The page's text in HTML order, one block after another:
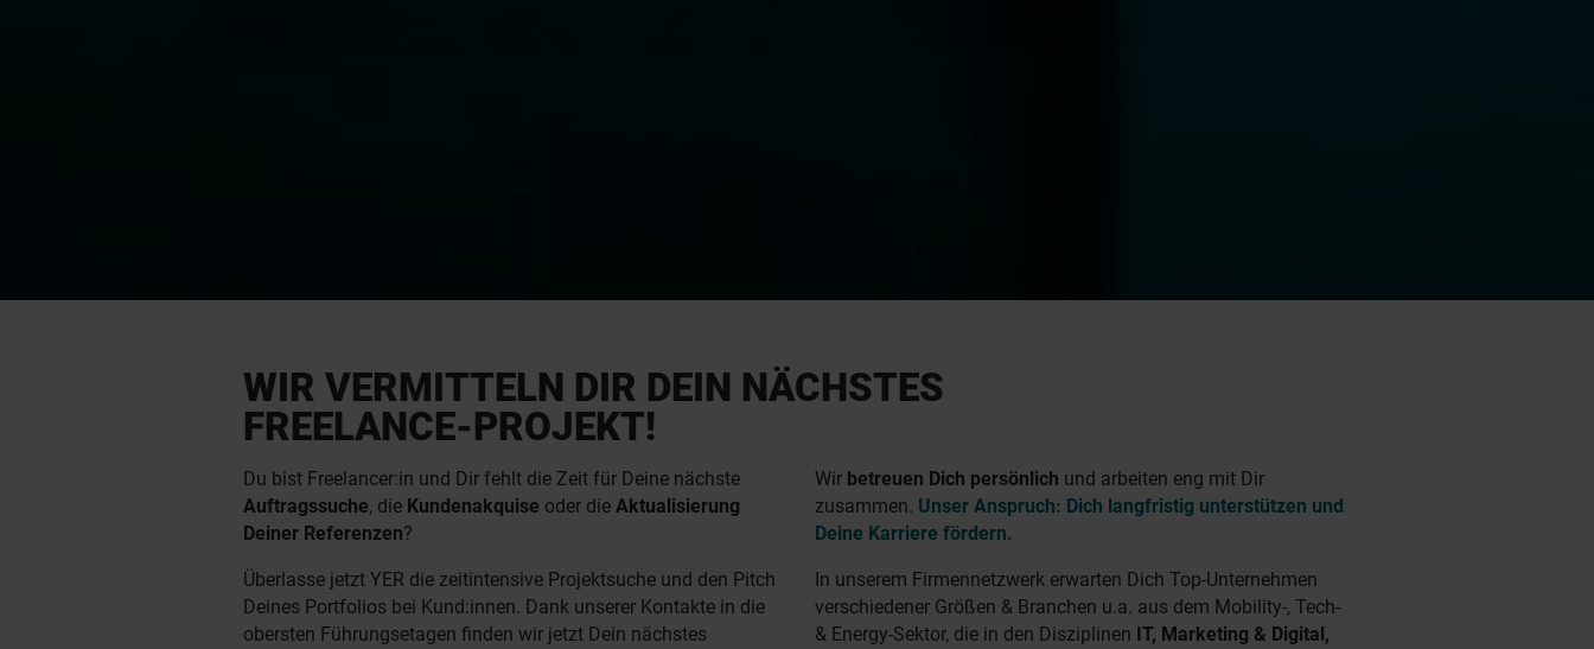
WIR VERMITTELN DIR DEIN NÄCHSTES
FREELANCE-PROJEKT!
Du bist Freelancer:in und Dir fehlt die Zeit für Deine nächste
Auftragssuche, die Kundenakquise oder die Aktualisierung
Deiner Referenzen?
Überlasse jetzt YER die zeitintensive Projektsuche und den Pitch
Deines Portfolios bei Kund:innen. Dank unserer Kontakte in die
obersten Führungsetagen finden wir jetzt Dein nächstes
Wir betreuen Dich persönlich und arbeiten eng mit Dir
zusammen. Unser Anspruch: Dich langfristig unterstützen und
Deine Karriere fördern.
In unserem Firmennetzwerk erwarten Dich Top-Unternehmen
verschiedener Größen & Branchen u.a. aus dem Mobility-, Tech-
& Energy-Sektor, die in den Disziplinen IT, Marketing & Digital,